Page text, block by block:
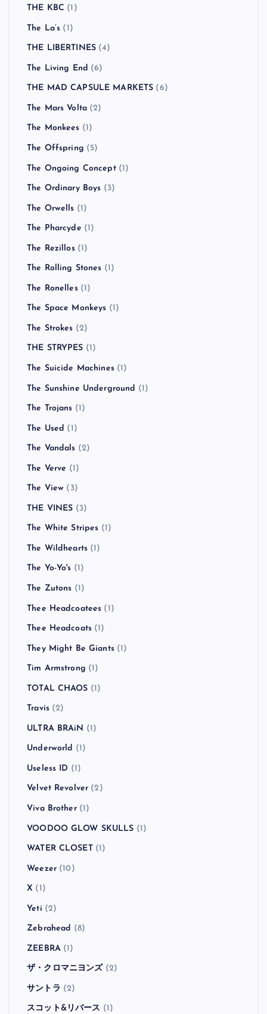
THE KBC (1)
The La’s (1)
THE LIBERTINES (4)
The Living End (6)
THE MAD CAPSULE MARKETS (6)
The Mars Volta (2)
The Monkees (1)
The Offspring (5)
The Ongoing Concept(1)
The Ordinary Boys (3)
The Orwells (1)
The Pharcyde (1)
The Rezillos(1)
The Rolling Stones (1)
The Ronelles(1)
The Space Monkeys (1)
The Strokes (2)
THE STRYPES (1)
The Suicide Machines(1)
The Sunshine Underground (1)
The Trojans (1)
The Used (1)
The Vandals (2)
The Verve (1)
The View (3)
THE VINES (3)
The White Stripes (1)
The Wildhearts (1)
The Yo-Yo's (1)
The Zutons (1)
Thee Headcoatees (1)
Thee Headcoats (1)
They Might Be Giants(1)
Tim Armstrong (1)
TOTAL CHAOS (1)
Travis(2)
ULTRA BRAiN (1)
Underworld (1)
Useless ID (1)
Velvet Revolver (2)
Viva Brother(1)
VOODOO GLOW SKULLS (1)
WATER CLOSET(1)
Weezer(10)
X (1)
Yeti (2)
Zebrahead (8)
ZEEBRA(1)
ザ・クロマニヨンズ (2)
サントラ (2)
スコット&リバース (1)